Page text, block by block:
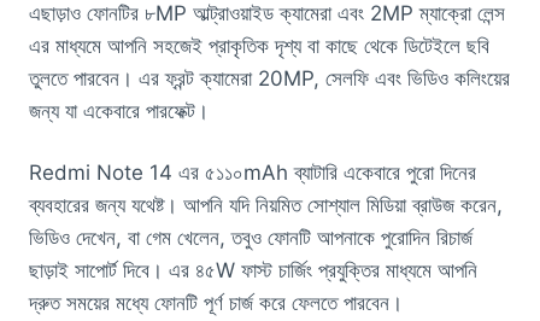
এছাড়াও ফোনটির ৮MP আল্ট্রাওয়াইড ক্যামেরা এবং 2MP ম্যাক্রো লেন্স
এর মাধ্যমে আপনি সহজেই প্রাকৃতিক দৃশ্য বা কাছে থেকে ডিটেইলে ছবি
তুলতে পারবেন। এর ফ্রন্ট ক্যামেরা 20MP, সেলফি এবং ভিডিও কলিংয়ের
জন্য যা একেবারে পারফেক্ট।
Redmi Note 14 এর ৫১১০mAh ব্যাটারি একেবারে পুরো দিনের
ব্যবহারের জন্য যথেষ্ট। আপনি যদি নিয়মিত সোশ্যাল মিডিয়া ব্রাউজ করেন,
ভিডিও দেখেন, বা গেম খেলেন, তবুও ফোনটি আপনাকে পুরোদিন রিচার্জ
ছাড়াই সাপোর্ট দিবে। এর ৪৫W ফাস্ট চার্জিং প্রযুক্তির মাধ্যমে আপনি
দ্রুত সময়ের মধ্যে ফোনটি পূর্ণ চার্জ করে ফেলতে পারবেন।